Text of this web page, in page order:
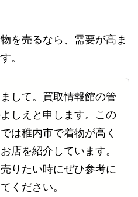
を売るなら、需要が高ま
。
して。買取情報館の管
しえと申します。この
は稚内市で着物が高く
店を紹介しています。
りたい時にぜひ参考に
ください。